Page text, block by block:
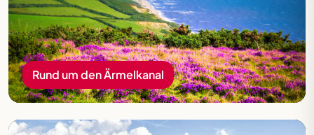
Rund um den Ärmelkanal
Der Romantische Rhein